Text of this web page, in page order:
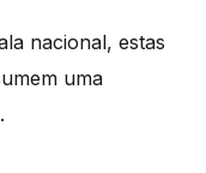
nacional, estas
uma